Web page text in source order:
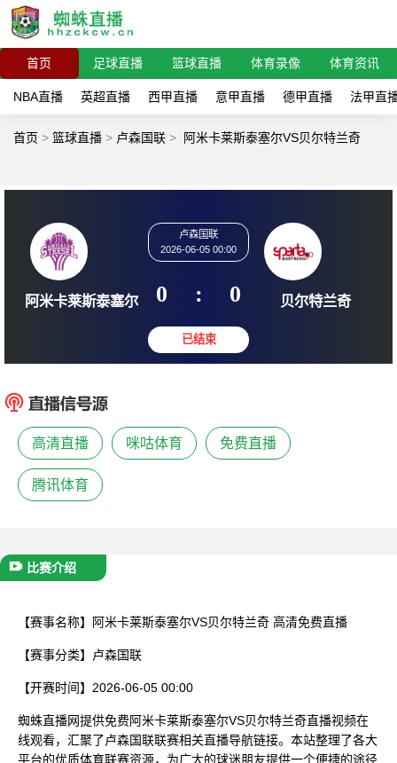
首页 足球直播 篮球直播 体育录像 体育资讯
NBA直播 英超直播 西甲直播 意甲直播 德甲直播 法甲直
首页 > 篮球直播 > 卢森国联 > 阿米卡莱斯泰塞尔VS贝尔特兰奇
阿米卡莱斯泰塞尔
卢森国联
2026-06-05 00:00
0 : 0 贝尔
高清直播 咪咕体育 免费直播
腾讯体育
比赛介绍
【赛事名称】 阿米卡莱斯泰塞尔VS贝尔特兰奇 高清免费直播
【赛事分类】 卢森国联
【开赛时间】 2026-06-05 00:00
蜘蛛直播网提供免费阿米卡莱斯泰塞尔VS贝尔特兰奇直播视频在
线观看，汇聚了卢森国联联赛相关直播导航链接。本站整理了各大
平台的优质体育联赛资源，为广大的球迷朋友提供一个便捷的途径